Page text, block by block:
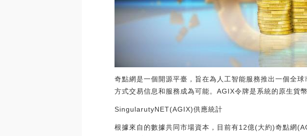
奇點網是一個開源平臺，旨在為人工智能服務推出一個全
方式交易信息和服務成為可能。AGIX令牌是系統的原生貨
SingularutyNET(AGIX)供應統計
根據來自的數據共同市場資本，目前有12億(大約)奇點網